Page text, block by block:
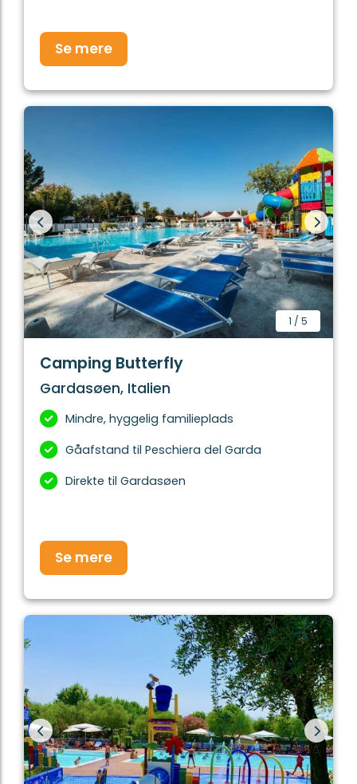
Se mere
1 / 5
Camping Butterfly
Gardasøen, Italien
Mindre, hyggelig familieplads
Gåafstand til Peschiera del Garda
Direkte til Gardasøen
Se mere